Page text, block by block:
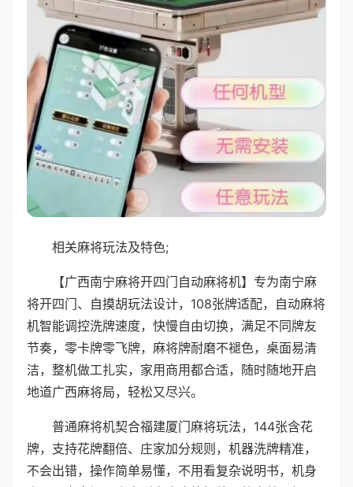
相关麻将玩法及特色;
【广西南宁麻将开四门自动麻将机】专为南宁麻
将开四门、自摸胡玩法设计，108张牌适配，自动麻将
机智能调控洗牌速度，快慢自由切换，满足不同牌友
节奏，零卡牌零飞牌，麻将牌耐磨不褪色，桌面易清
洁，整机做工扎实，家用商用都合适，随时随地开启
地道广西麻将局，轻松又尽兴。
普通麻将机契合福建厦门麻将玩法，144张含花
牌，支持花牌翻倍、庄家加分规则，机器洗牌精准，
不会出错，操作简单易懂，不用看复杂说明书，机身